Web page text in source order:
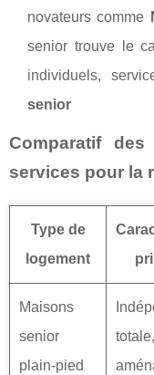
novateurs comme
senior trouve le
individuels,
senior
Comparatif
services pour la
Type de
logement
Maisons
senior
plain-pied
totale,